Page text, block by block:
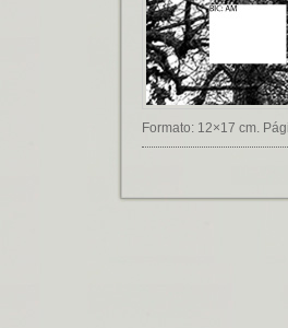
Formato: 12×17 cm.